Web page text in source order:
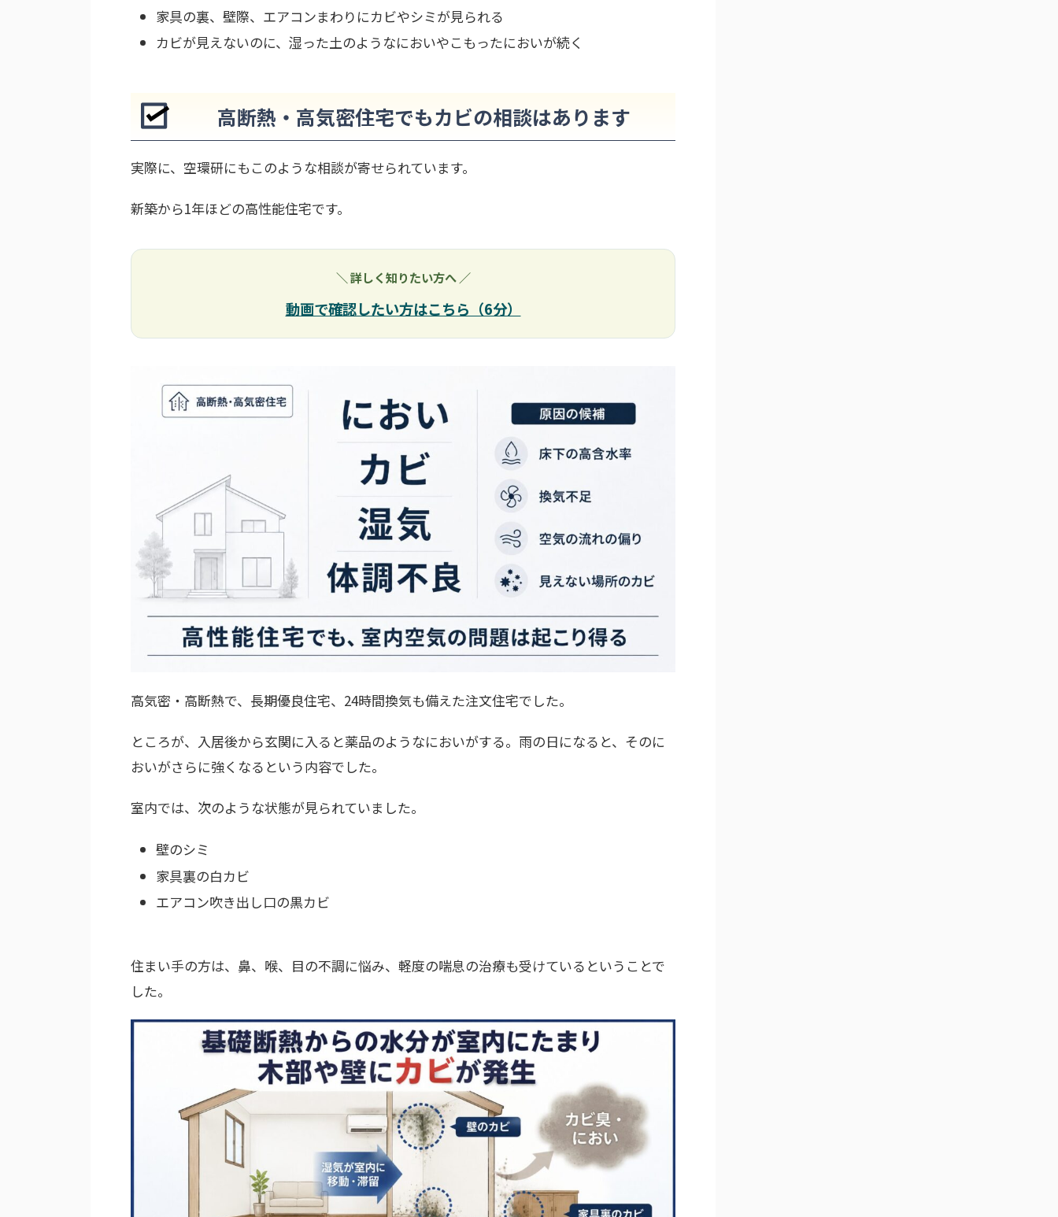
家具の裏、壁際、エアコンまわりにカビやシミが見られる
カビが見えないのに、湿った土のようなにおいやこもったにおいが続く
高断熱・高気密住宅でもカビの相談はあります
実際に、空環研にもこのような相談が寄せられています。
新築から1年ほどの高性能住宅です。
＼ 詳しく知りたい方へ ／
動画で確認したい方はこちら（6分）
高気密・高断熱で、長期優良住宅、24時間換気も備えた注文住宅でした。
ところが、入居後から玄関に入ると薬品のようなにおいがする。雨の日になると、そのに
おいがさらに強くなるという内容でした。
室内では、次のような状態が見られていました。
壁のシミ
家具裏の白カビ
エアコン吹き出し口の黒カビ
住まい手の方は、鼻、喉、目の不調に悩み、軽度の喘息の治療も受けているということで
した。